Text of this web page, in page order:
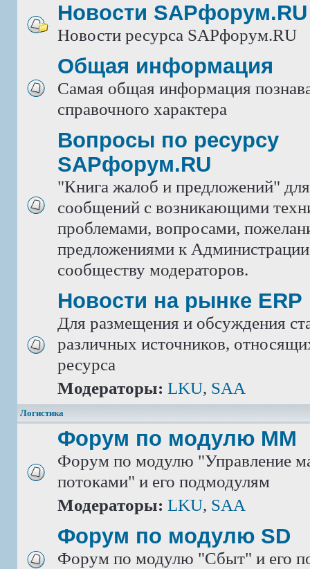
Новости SAPфорум.RU
Новости ресурса SAPфорум.RU
Общая информация
Самая общая информация
справочного характера
Вопросы по ресурсу
SAPфорум.RU
"Книга жалоб и предложений"
сообщений с возникающими
проблемами, вопросами,
предложениями к
сообществу модераторов.
Новости на рынке ERP
Для размещения и обсуждения
различных источников,
ресурса
Модераторы: LKU, SAA
Логистика
Форум по модулю ММ
Форум по модулю "Управление
потоками" и его подмодулям
Модераторы: LKU, SAA
Форум по модулю SD
Форум по модулю "Сбыт" и его